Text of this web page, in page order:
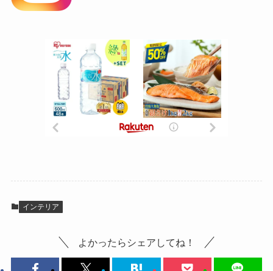
インテリア
よかったらシェアしてね！